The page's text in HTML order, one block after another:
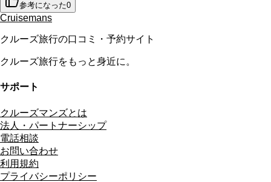
参考になった0
Cruisemans
クルーズ旅行の口コミ・予約サイト
クルーズ旅行をもっと身近に。
サポート
クルーズマンズとは
法人・パートナーシップ
電話相談
お問い合わせ
利用規約
プライバシーポリシー